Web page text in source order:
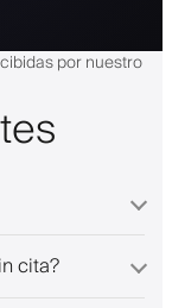
por nuestro
cita?